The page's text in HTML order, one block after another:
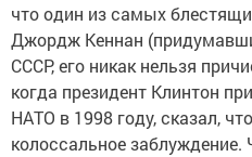
что один из самых
Джордж Кеннан
СССР, его никак нельзя
когда президент Клинтон
НАТО в 1998 году, сказал,
колоссальное